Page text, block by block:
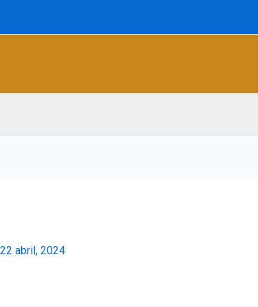
22 abril, 2024